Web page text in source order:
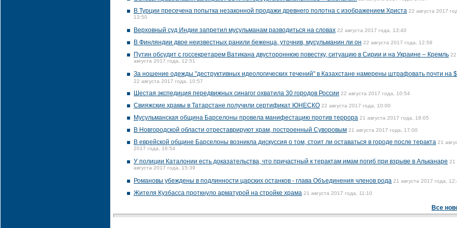
В Турции пресечена попытка незаконной продажи древнего полотна с изображением Христа 22 августа 2017
13:50
Верховный суд Индии запретил мусульманам разводиться на словах 22 августа 2017 года, 13:40
В Финляндии двое неизвестных ранили беженца, уточнив, мусульманин ли он 22 августа 2017 года, 12:58
Путин обсудит с госсекретарем Ватикана двустороннюю повестку, ситуацию в Сирии и на Украине – Кремль 22
августа 2017 года, 12:51
За ношение одежды "деструктивных идеологических течений" в Казахстане намерены штрафовать почти на
22 августа 2017 года, 10:57
Шестая экспедиция передвижных синагог охватила 30 городов России 22 августа 2017 года, 10:54
Свияжские храмы в Татарстане получили сертификат ЮНЕСКО 22 августа 2017 года, 10:00
Мусульманская община Барселоны провела манифестацию против террора 21 августа 2017 года, 18:05
В Новгородской области отреставрируют храм, построенный Суворовым 21 августа 2017 года, 17:00
В еврейской общине Барселоны возникла дискуссия о том, стоит ли оставаться в городе после теракта 21
2017 года, 16:54
У полиции Каталонии есть доказательства, что причастный к терактам имам погиб при взрыве в Альканаре 21
августа 2017 года, 15:39
Романовы убеждены в подлинности царских останков - глава Объединения членов рода 21 августа 2017 года,
Жителя Кузбасса проткнуло арматурой на стройке храма 21 августа 2017 года, 11:10
Все